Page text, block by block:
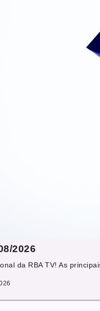
2026
da RBA TV! As